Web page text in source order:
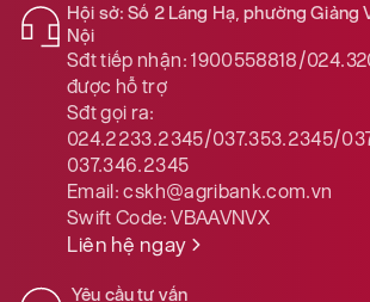
Hội sở: Số 2 Láng Hạ, phường Giảng
Nội
Sđt tiếp nhận: 1900558818/
được hỗ trợ
Sđt gọi ra:
024.2233.2345/037.353.2345/
037.346.2345
Email:cskh@agribank.com.vn
Swift Code:VBAAVNVX
Liên hệ ngay
Yêu cầu tư vấn